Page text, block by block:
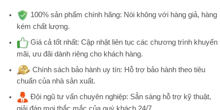
100% sản phẩm chính hãng: Nói không với hàng giả, hàng
kém chất lượng.
Giá cả tốt nhất: Cập nhật liên tục các chương trình khuyến
mãi, ưu đãi dành riêng cho khách hàng.
Chính sách bảo hành uy tín: Hỗ trợ bảo hành theo tiêu
chuẩn của nhà sản xuất.
Đội ngũ tư vấn chuyên nghiệp: Sẵn sàng hỗ trợ kỹ thuật,